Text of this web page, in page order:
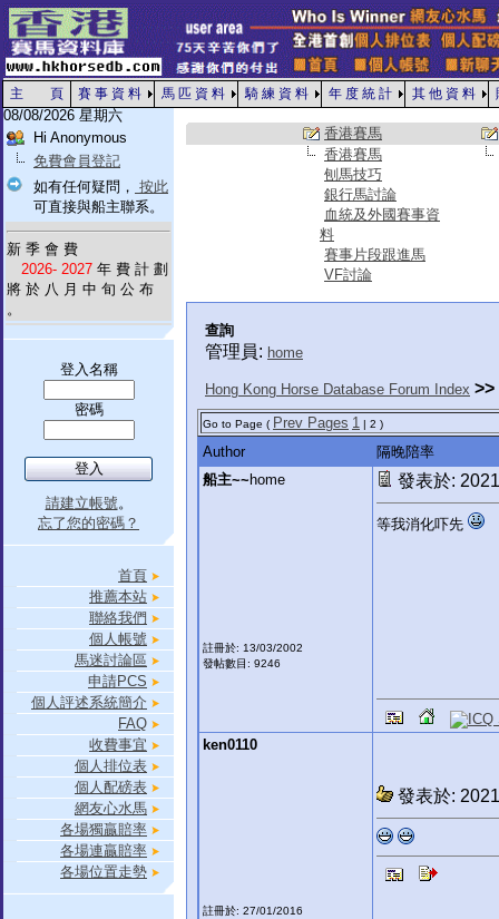
主 頁 賽 事 資 料 馬 匹 資 料 騎 練 資 料 年 度 統 計 其 他 資 料
08/08/2026 星期六
Hi Anonymous
免費會員登記
如有任何疑問， 按此
可直接與船主聯系。
新 季 會 費
2026- 2027 年 費 計 劃
將 於 八 月 中 旬 公 布
。
登入名稱
密碼
請建立帳號。
忘了您的密碼？
首頁
推薦本站
聯絡我們
個人帳號
馬迷討論區
申請PCS
個人評述系統簡介
FAQ
收費事宜
個人排位表
個人配磅表
網友心水馬
各場獨贏賠率
各場連贏賠率
各場位置走勢
香港賽馬
香港賽馬
刨馬技巧
銀行馬討論
血統及外國賽事資
料
賽事片段跟進馬
VF討論
查詢
管理員: home
Hong Kong Horse Database Forum Index >>
Go to Page ( Prev Pages 1 | 2 )
Author
隔晚陪率
船主~~ home
註冊於: 13/03/2002
發帖數目: 9246
發表於:
等我消化吓先
ken0110
註冊於: 27/01/2016
發表於: